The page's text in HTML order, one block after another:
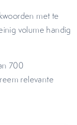
met te
volume handig
700
relevante